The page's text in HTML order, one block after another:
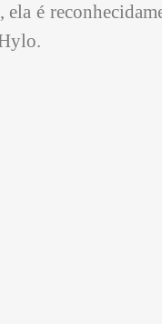
ela é